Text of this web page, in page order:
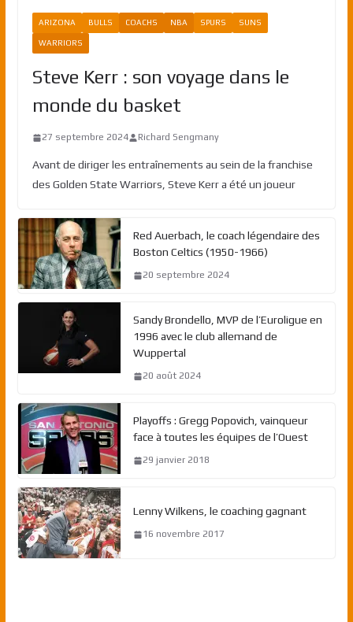
ARIZONA BULLS COACHS NBA SPURS SUNS
WARRIORS
Steve Kerr : son voyage dans le
monde du basket
27 septembre 2024 Richard Sengmany
Avant de diriger les entraînements au sein de la franchise
des Golden State Warriors, Steve Kerr a été un joueur
Red Auerbach, le coach légendaire des
Boston Celtics (1950-1966)
20 septembre 2024
Sandy Brondello, MVP de l’Euroligue en
1996 avec le club allemand de
Wuppertal
20 août 2024
Playoffs : Gregg Popovich, vainqueur
face à toutes les équipes de l’Ouest
29 janvier 2018
Lenny Wilkens, le coaching gagnant
16 novembre 2017